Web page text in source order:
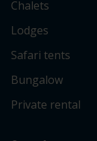
Chalets
Lodges
Safari tents
Bungalow
Private rental